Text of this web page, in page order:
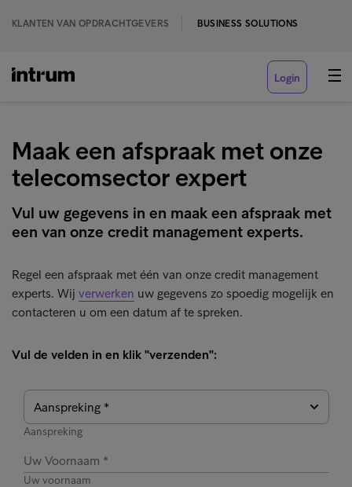
KLANTEN VAN OPDRACHTGEVERS BUSINESS SOLUTIONS
Login
Maak een afspraak met onze
telecomsector expert
Vul uw gegevens in en maak een afspraak met
een van onze credit management experts.
Regel een afspraak met één van onze credit management
experts. Wij verwerken uw gegevens zo spoedig mogelijk en
contacteren u om een datum af te spreken.
Vul de velden in en klik "verzenden":